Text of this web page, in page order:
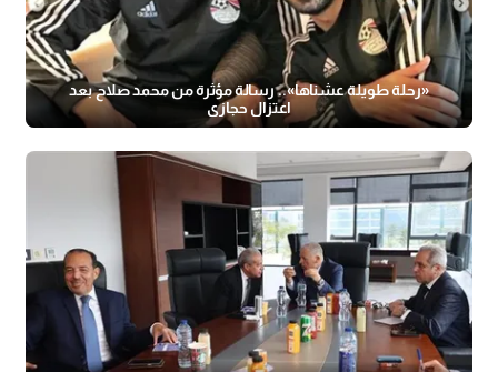
«رحلة طويلة عشناها».. رسالة مؤثرة من محمد صلاح بعد
اعتزال حجازي